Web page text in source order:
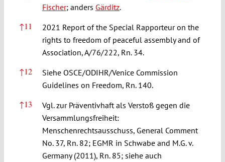
Fischer; anders Gärditz.
↑11
2021 Report of the Special Rapporteur on the
rights to freedom of peaceful assembly and of
Association, A/76/222, Rn. 34.
↑12
Siehe OSCE/ODIHR/Venice Commission
Guidelines on Freedom, Rn. 140.
↑13
Vgl. zur Präventivhaft als Verstoß gegen die
Versammlungsfreiheit:
Menschenrechtsausschuss, General Comment
No. 37, Rn. 82; EGMR in Schwabe and M.G. v.
Germany (2011), Rn. 85; siehe auch